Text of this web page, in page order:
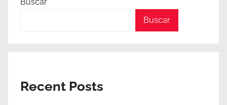
Buscar
Recent Posts